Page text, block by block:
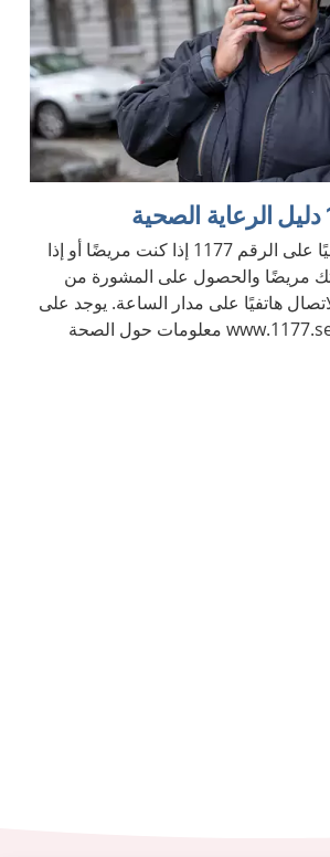
يمكنك الاتصال هاتفيًا على الرقم 1177 إذا كنت مريضًا أو إذا
مريضًا والحصول على المشورة من
هاتفيًا على مدار الساعة. يوجد على
الموقع الإلكتروني www.1177.se معلومات حول الصحة